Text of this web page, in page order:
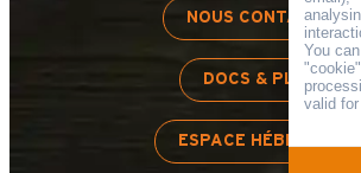
NOUS CONTACTER
DOCS & PLANS
ESPACE HÉBERGEUR
You
valid for